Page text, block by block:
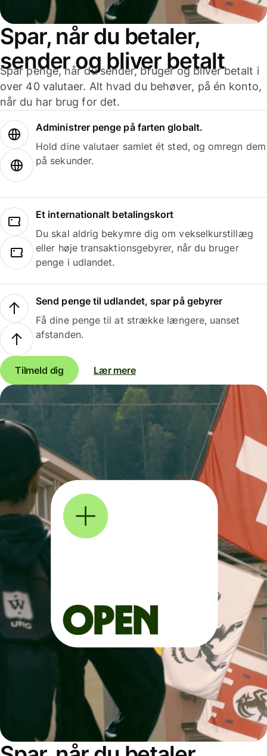
Spar, når du betaler,
sender og bliver betalt
Spar penge, når du sender, bruger og bliver betalt i
over 40 valutaer. Alt hvad du behøver, på én konto,
når du har brug for det.
Administrer penge på farten globalt.
Hold dine valutaer samlet ét sted, og omregn dem
på sekunder.
Et internationalt betalingskort
Du skal aldrig bekymre dig om vekselkurstillæg
eller høje transaktionsgebyrer, når du bruger
penge i udlandet.
Send penge til udlandet, spar på gebyrer
Få dine penge til at strække længere, uanset
afstanden.
Tilmeld dig Lær mere